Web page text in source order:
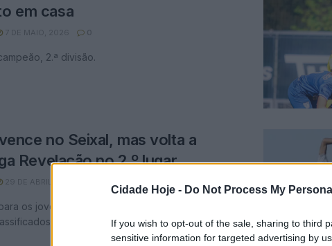
Cidade Hoje - Do Not Process My
If you wish to opt-out of the sale, sharing to third
sensitive information for targeted advertising by
em casa
7 DE MAIO, 2026 0
2.ª divisão.
no Seixal, mas volta a
Revelação no 2.º lugar
29 DE ABRIL, 2026
os jovens famalicenses; é a terceira vez que